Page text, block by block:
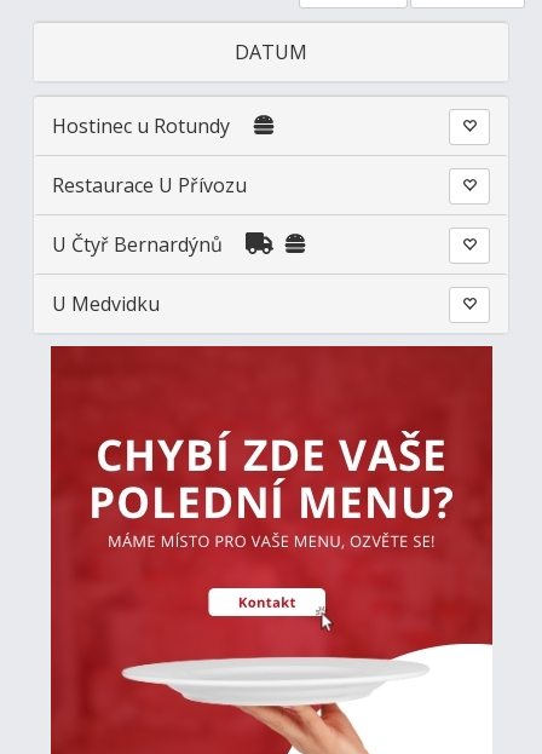
DATUM
Hostinec u Rotundy
Restaurace U Přívozu
U Čtyř Bernardýnů
U Medvidku